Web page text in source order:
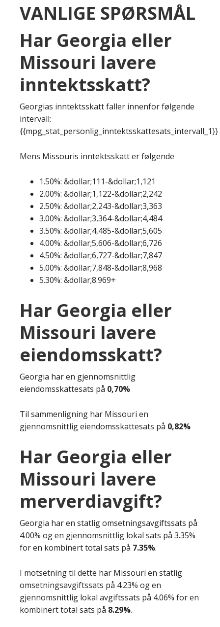
VANLIGE SPØRSMÅL
Har Georgia eller
Missouri lavere
inntektsskatt?
Georgias inntektsskatt faller innenfor følgende
intervall:
{{mpg_stat_personlig_inntektsskattesats_intervall_1}}
Mens Missouris inntektsskatt er følgende
1.50%: &dollar;111-&dollar;1,121
2.00%: &dollar;1,122-&dollar;2,242
2.50%: &dollar;2,243-&dollar;3,363
3.00%: &dollar;3,364-&dollar;4,484
3.50%: &dollar;4,485-&dollar;5,605
4.00%: &dollar;5,606-&dollar;6,726
4.50%: &dollar;6,727-&dollar;7,847
5.00%: &dollar;7,848-&dollar;8,968
5.30%: &dollar;8.969+
Har Georgia eller
Missouri lavere
eiendomsskatt?
Georgia har en gjennomsnittlig
eiendomsskattesats på 0,70%
Til sammenligning har Missouri en
gjennomsnittlig eiendomsskattesats på 0,82%
Har Georgia eller
Missouri lavere
merverdiavgift?
Georgia har en statlig omsetningsavgiftssats på
4.00% og en gjennomsnittlig lokal sats på 3.35%
for en kombinert total sats på 7.35%.
I motsetning til dette har Missouri en statlig
omsetningsavgiftssats på 4.23% og en
gjennomsnittlig lokal avgiftssats på 4.06% for en
kombinert total sats på 8.29%.